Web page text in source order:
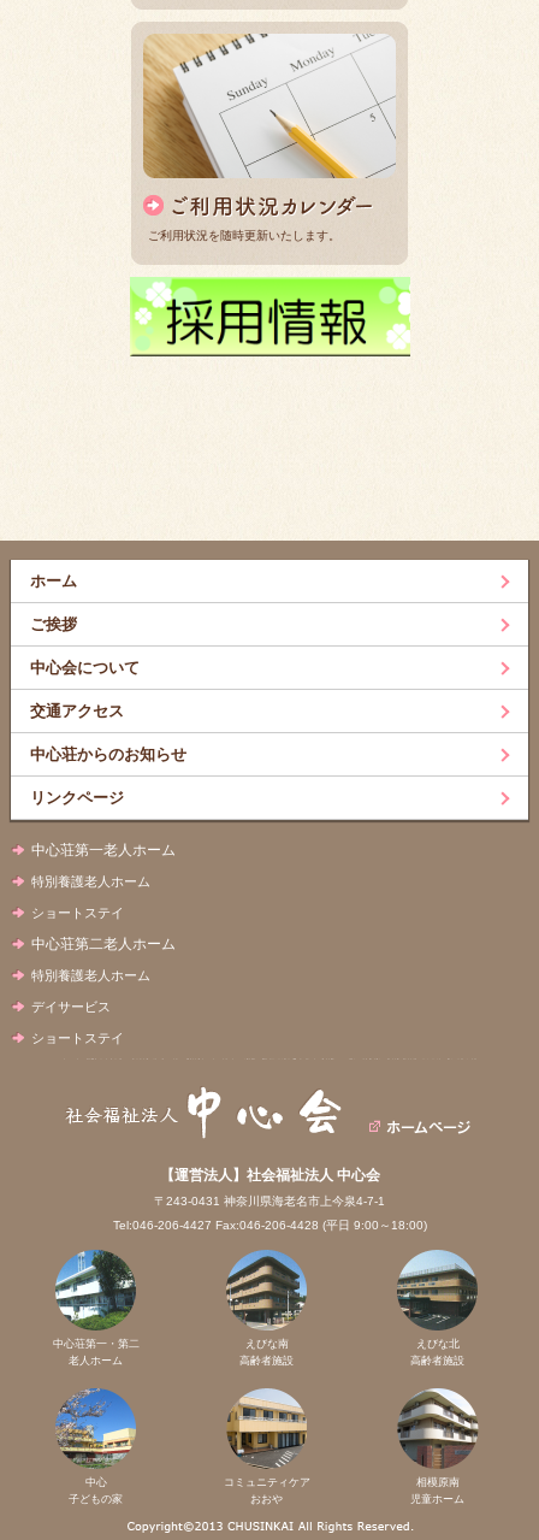
ご利用状況を随時更新いたします。
ホーム
ご挨拶
中心会について
交通アクセス
中心荘からのお知らせ
リンクページ
中心荘第一老人ホーム
特別養護老人ホーム
ショートステイ
中心荘第二老人ホーム
特別養護老人ホーム
デイサービス
ショートステイ
【運営法人】社会福祉法人 中心会
〒243-0431 神奈川県海老名市上今泉4-7-1
Tel:046-206-4427 Fax:046-206-4428 (平日 9:00～18:00)
中心荘第一・第二
老人ホーム
えびな南
高齢者施設
えびな北
高齢者施設
中心
子どもの家
コミュニティケア
おおや
相模原南
児童ホーム